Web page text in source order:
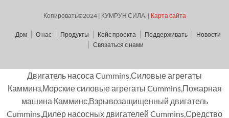
Копировать©2024 | КУМРУН СИЛА. | Карта сайта
Дом О нас Продукты Кейс проекта Поддерживать
Новости
Связаться с нами
Двигатель насоса Cummins,Силовые агрегаты
Камминз,Морские силовые агрегаты Cummins,Пожарная
машина Камминс,Взрывозащищенный двигатель
Cummins,Дилер насосных двигателей Cummins,Средство